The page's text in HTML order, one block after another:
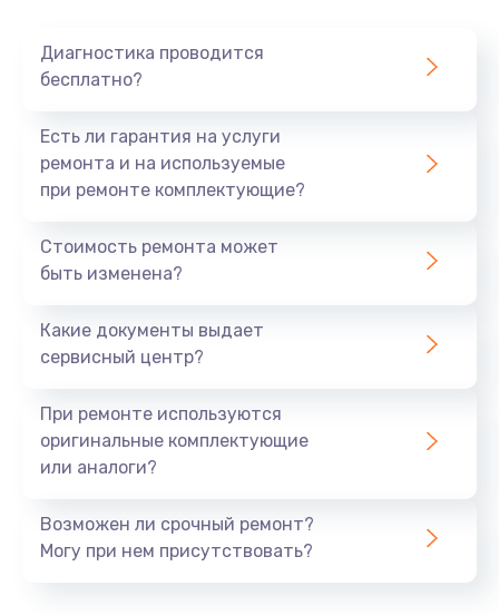
Диагностика проводится
бесплатно?
Есть ли гарантия на услуги
ремонта и на используемые
при ремонте комплектующие?
Стоимость ремонта может
быть изменена?
Какие документы выдает
сервисный центр?
При ремонте используются
оригинальные комплектующие
или аналоги?
Возможен ли срочный ремонт?
Могу при нем присутствовать?